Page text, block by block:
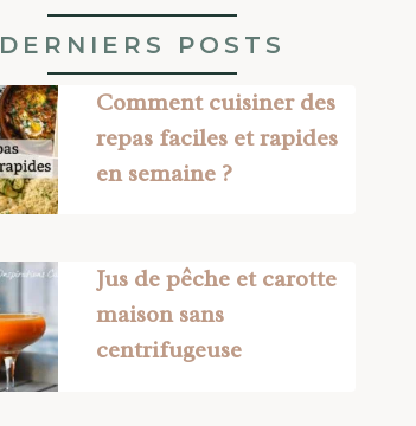
DERNIERS POSTS
Comment cuisiner des
repas faciles et rapides
en semaine ?
Jus de pêche et carotte
maison sans
centrifugeuse